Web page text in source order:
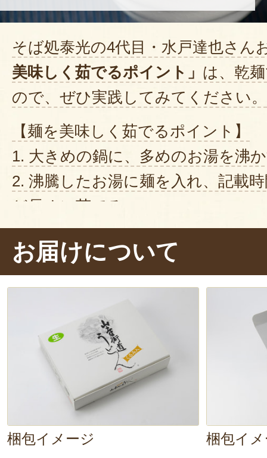
そば処泰光の4代目・水戸達也さん
美味しく茹でるポイント」 は、乾
ので、ぜひ実践してみてください。
【麺を美味しく茹でるポイント】
1. 大きめの鍋に、多めのお湯を沸
2. 沸騰したお湯に麺を入れ、記載
ど長めに茹でる
3. 茹で上がったら、水で洗い、麺
りと取る
茹で上げた後「水で洗う」だけで
で締める」のが重要だそう。この
がグッと強くなって、モチモチ食
茹で上がりの見た目は、ちょっと
ですね。それでは、さっそく、い
お届けについて
梱包イメージ 梱包イ